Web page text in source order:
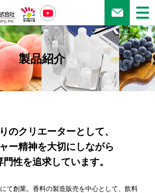
製品紹介
のクリエーターとして、
ー精神を大切にしながら
門性を追求しています。
て創業。香料の製造販売を中心として、飲料